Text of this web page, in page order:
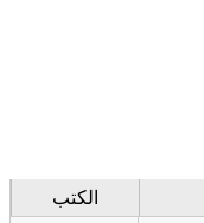
الكتب